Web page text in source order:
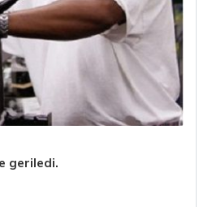
geriledi.